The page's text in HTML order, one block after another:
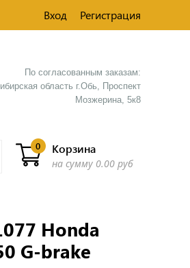
Вход Регистрация
По согласованным заказам:
область г.Обь, Проспект
Мозжерина, 5к8​
Корзина
0
на сумму 0.00 руб
Honda
G-brake